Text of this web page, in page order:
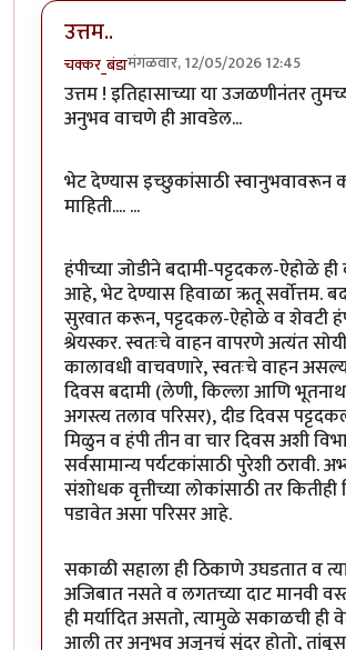
उत्तम..
चक्कर_बंडामंगळवार, 12/05/2026 12:45
उत्तम ! इतिहासाच्या या उजळणीनंतर
अनुभव वाचणे ही आवडेल...
भेट देण्यास इच्छुकांसाठी स्वानुभवावरून
माहिती.... ...
हंपीच्या जोडीने बदामी-पट्टदकल-ऐहोळे
आहे, भेट देण्यास हिवाळा ऋतू सर्वोत्तम.
सुरवात करून, पट्टदकल-ऐहोळे व शेवटी
श्रेयस्कर. स्वतःचे वाहन वापरणे अत्यंत
कालावधी वाचवणारे, स्वतःचे वाहन
दिवस बदामी (लेणी, किल्ला आणि
अगस्त्य तलाव परिसर), दीड दिवस
मिळुन व हंपी तीन वा चार दिवस अशी
सर्वसामान्य पर्यटकांसाठी पुरेशी ठरावी.
संशोधक वृत्तीच्या लोकांसाठी तर
पडावेत असा परिसर आहे.
सकाळी सहाला ही ठिकाणे उघडतात व
अजिबात नसते व लगतच्या दाट मानवी
ही मर्यादित असतो, त्यामुळे सकाळची ही
आली तर अनुभव अजूनचं सुंदर होतो,